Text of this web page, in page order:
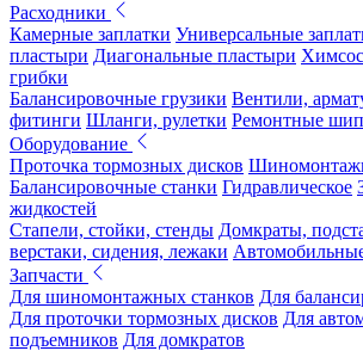
Расходники
Камерные заплатки Универсальные
пластыри Диагональные пластыри
грибки
Балансировочные грузики Вентили,
фитинги Шланги, рулетки Ремонтные
Оборудование
Проточка тормозных дисков
Балансировочные станки Гидравлическое
жидкостей
Стапели, стойки, стенды Домкраты,
верстаки, сидения, лежаки
Запчасти
Для шиномонтажных станков Для
Для проточки тормозных дисков Для
подъемников Для домкратов